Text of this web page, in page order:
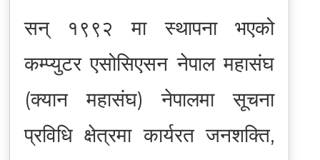
सन् १९९२ मा स्थापना भएको
कम्प्युटर एसोसिएसन नेपाल महासंघ
(क्यान महासंघ) नेपालमा सूचना
प्रविधि क्षेत्रमा कार्यरत जनशक्ति,